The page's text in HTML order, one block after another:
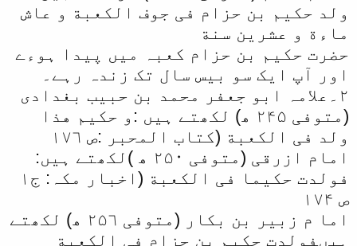
ولد حکیم بن حزام فی جوف الکعبة و عاش
ماءة و عشرین سنة
حضرت حکیم بن حزام کعبہ میں پیدا ہوءے
اور آپ ایک سو بیس سال تک زندہ رہے۔
۲۔علامہ ابو جعفر محمد بن حبیب بغدادی
(متوفی ۲۴۵ ھ) لکھتے ہیں :و حکیم هذا
ولد فی الکعبة (کتاب المحبر :ص ١۷٦
امام ازرقی (متوفی ۲۵۰ ھ )لکھتے ہیں:
فولدت حکیما فی الکعبة (اخبار مکہ: ج١
ص ١۷۴
اما م زبیر بن بکار (متوفی ۲۵٦ ھ) لکھتے
ہیںفولدت حکیم بن حزام فی الکعبة